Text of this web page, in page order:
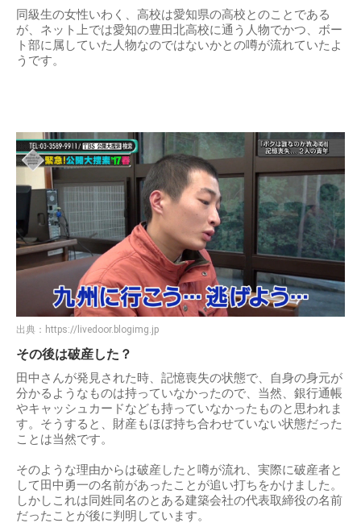
同級生の女性いわく、高校は愛知県の高校とのことである
が、ネット上では愛知の豊田北高校に通う人物でかつ、ボー
ト部に属していた人物なのではないかとの噂が流れていたよ
うです。
出典： https://livedoor.blogimg.jp
その後は破産した？
田中さんが発見された時、記憶喪失の状態で、自身の身元が
分かるようなものは持っていなかったので、当然、銀行通帳
やキャッシュカードなども持っていなかったものと思われま
す。そうすると、財産もほぼ持ち合わせていない状態だった
ことは当然です。
そのような理由からは破産したと噂が流れ、実際に破産者と
して田中勇一の名前があったことが追い打ちをかけました。
しかしこれは同姓同名のとある建築会社の代表取締役の名前
だったことが後に判明しています。